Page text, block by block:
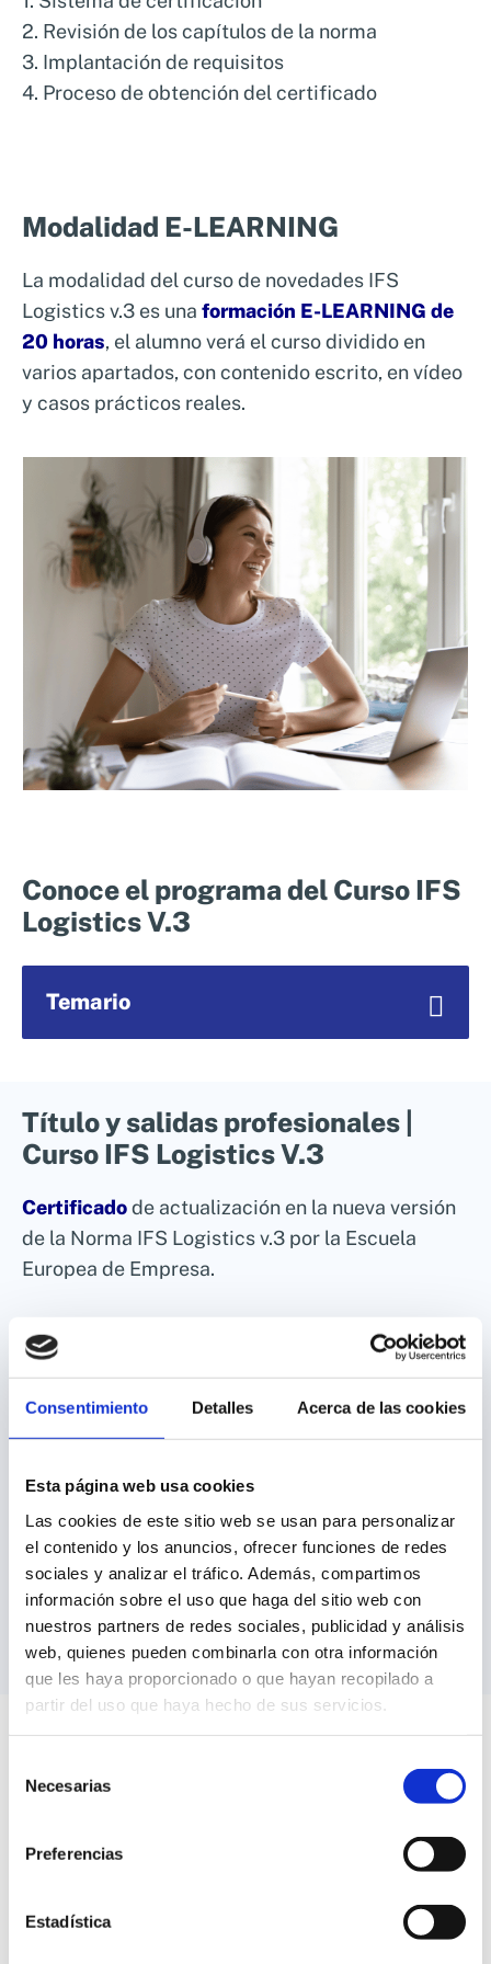
Consentimiento Detalles Acerca de las cookies
Esta página web usa cookies
Las cookies de este sitio web se usan para personalizar
el contenido y los anuncios, ofrecer funciones de redes
sociales y analizar el tráfico. Además, compartimos
información sobre el uso que haga del sitio web con
nuestros partners de redes sociales, publicidad y análisis
web, quienes pueden combinarla con otra información
que les haya proporcionado o que hayan recopilado a
partir del uso que haya hecho de sus servicios.
Necesarias
Preferencias
Estadística
los más altos estándares en las actividades
logísticas. A lo largo de la formación,
adquirirás el conocimiento necesario para
gestionar los riesgos asociados al transporte
Fórmate con nuestro Curso en
Con nuestro curso online, podrás estudiar a tu
ritmo, profundizando en aspectos clave como
la gestión de riesgos, las buenas prácticas de
almacenamiento y la correcta manipulación
para implementar los estándares IFS
Logistics V.3 en tu empresa, optimizando los
procesos y garantizando el cumplimiento de
la normativa internacional.
2. Revisión de los capítulos de la norma
3. Implantación de requisitos
4. Proceso de obtención del certificado
Modalidad E-LEARNING
La modalidad del curso de novedades IFS
Logistics v.3 es una formación E-LEARNING de
20 horas, el alumno verá el curso dividido en
varios apartados, con contenido escrito, en vídeo
y casos prácticos reales.
Conoce el programa del Curso IFS
Logistics V.3
Temario
1. Sistema de certificación
2. Revisión de los capítulos de la norma
4. Proceso de obtención del certificado
Técnico o Responsable de calidad.
Director o Responsable de Logística.
Consultor o Asesor agroalimentario.
Título y salidas profesionales |
Curso IFS Logistics V.3
Certificadode actualización en la nueva versión
de la Norma IFS Logistics v.3 por la Escuela
Europea de Empresa.
Profesorado | Curso IFS Logistics
V.3
freelance.